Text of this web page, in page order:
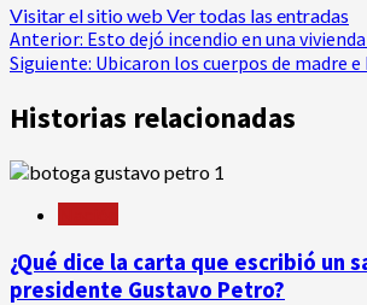
Visitar el sitio web Ver todas las entradas
Navegación
de
entradas
Anterior: Esto dejó incendio en una
Siguiente: Ubicaron los cuerpos de madre
Historias relacionadas
¿Qué dice la carta que escribió un
presidente Gustavo Petro?